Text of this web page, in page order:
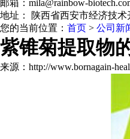
邮箱：mila@rainbow-
地址： 陕西省西安市经济技术
您的当前位置： 首页 > 公司新
紫锥菊提取物
来源：http://www.bornagain-